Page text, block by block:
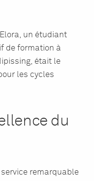
un étudiant
de formation à
était le
les cycles
du
remarquable